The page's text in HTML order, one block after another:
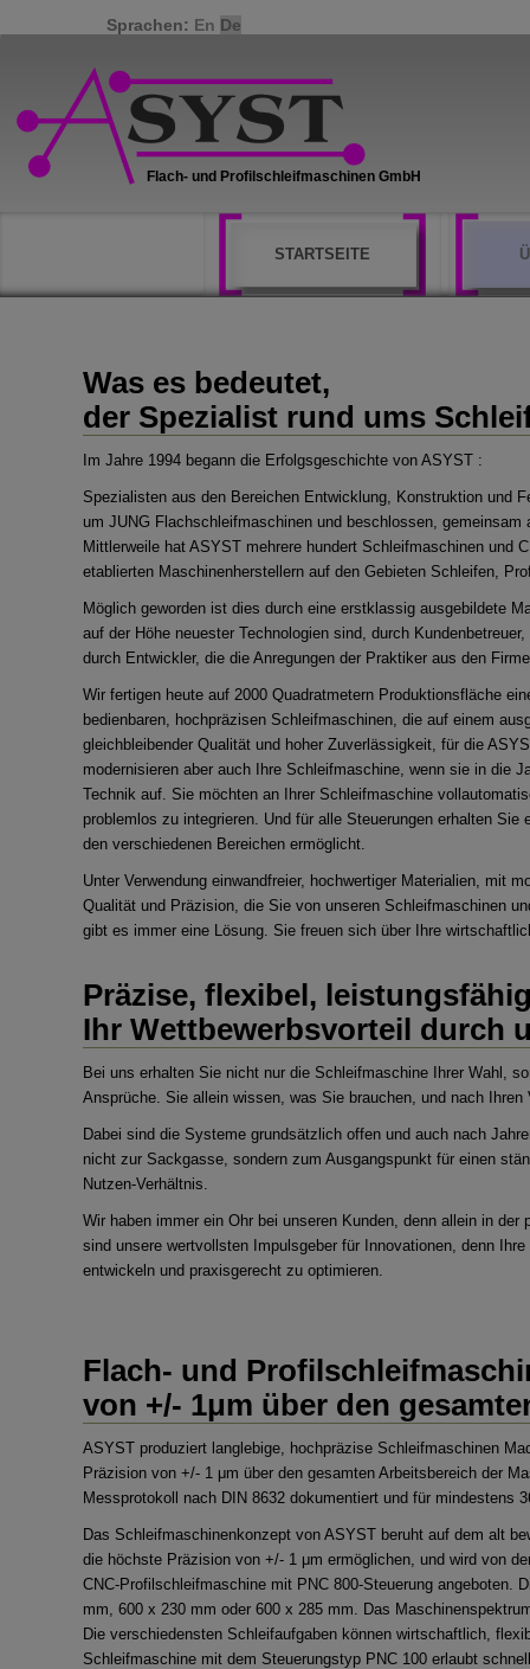
Sprachen: En De
STARTSEITE
Was es bedeutet,
der Spezialist rund ums
Im Jahre 1994 begann die Erfolgsgeschichte von ASYST :
Spezialisten aus den Bereichen Entwicklung, Konstruktion und
um JUNG Flachschleifmaschinen und beschlossen,
Mittlerweile hat ASYST mehrere hundert Schleifmaschinen und
etablierten Maschinenherstellern auf den Gebieten Schleifen,
Möglich geworden ist dies durch eine erstklassig ausgebildete
auf der Höhe neuester Technologien sind, durch
durch Entwickler, die die Anregungen der Praktiker aus den
Wir fertigen heute auf 2000 Quadratmetern Produktionsfläche
bedienbaren, hochpräzisen Schleifmaschinen, die auf einem
gleichbleibender Qualität und hoher Zuverlässigkeit, für die
modernisieren aber auch Ihre Schleifmaschine, wenn sie in die
Technik auf. Sie möchten an Ihrer Schleifmaschine
problemlos zu integrieren. Und für alle Steuerungen erhalten
den verschiedenen Bereichen ermöglicht.
Unter Verwendung einwandfreier, hochwertiger Materialien, mit
Qualität und Präzision, die Sie von unseren Schleifmaschinen
gibt es immer eine Lösung. Sie freuen sich über Ihre
Präzise, flexibel,
Ihr Wettbewerbsvorteil durch
Bei uns erhalten Sie nicht nur die Schleifmaschine Ihrer Wahl,
Ansprüche. Sie allein wissen, was Sie brauchen, und nach
Dabei sind die Systeme grundsätzlich offen und auch nach
nicht zur Sackgasse, sondern zum Ausgangspunkt für einen
Nutzen-Verhältnis.
Wir haben immer ein Ohr bei unseren Kunden, denn allein in
sind unsere wertvollsten Impulsgeber für Innovationen, denn
entwickeln und praxisgerecht zu optimieren.
Flach- und
von +/- 1μm über den
ASYST produziert langlebige, hochpräzise Schleifmaschinen
Präzision von +/- 1 μm über den gesamten Arbeitsbereich der
Messprotokoll nach DIN 8632 dokumentiert und für mindestens
Das Schleifmaschinenkonzept von ASYST beruht auf dem alt
die höchste Präzision von +/- 1 μm ermöglichen, und wird von
CNC-Profilschleifmaschine mit PNC 800-Steuerung angeboten.
mm, 600 x 230 mm oder 600 x 285 mm. Das
Die verschiedensten Schleifaufgaben können wirtschaftlich,
Schleifmaschine mit dem Steuerungstyp PNC 100 erlaubt